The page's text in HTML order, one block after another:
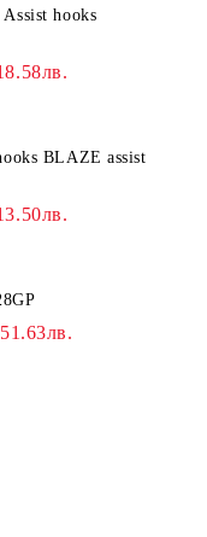
hooks
BLAZE assist
51.63лв.